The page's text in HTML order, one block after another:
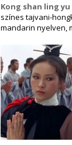
Kong shan ling yu
színes tajvani-
mandarin nyelven,